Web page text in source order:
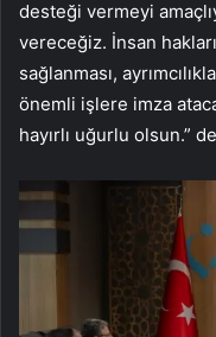
desteği vermeyi
vereceğiz. İnsan
sağlanması,
önemli işlere imza
hayırlı uğurlu olsun.”